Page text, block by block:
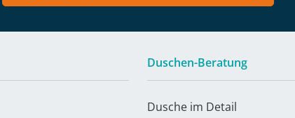
Duschen-Beratung
Dusche im Detail